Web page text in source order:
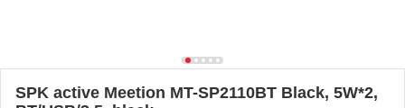
SPK active Meetion MT-SP2110BT Black, 5W*2,